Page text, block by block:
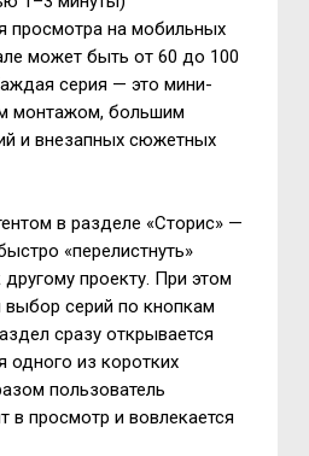
просмотра на мобильных
может быть от 60 до 100
серия — это мини-
монтажом, большим
и внезапных сюжетных
в разделе «Сторис» —
«перелистнуть»
проекту. При этом
выбор серий по кнопкам
сразу открывается
одного из коротких
пользователь
в просмотр и вовлекается